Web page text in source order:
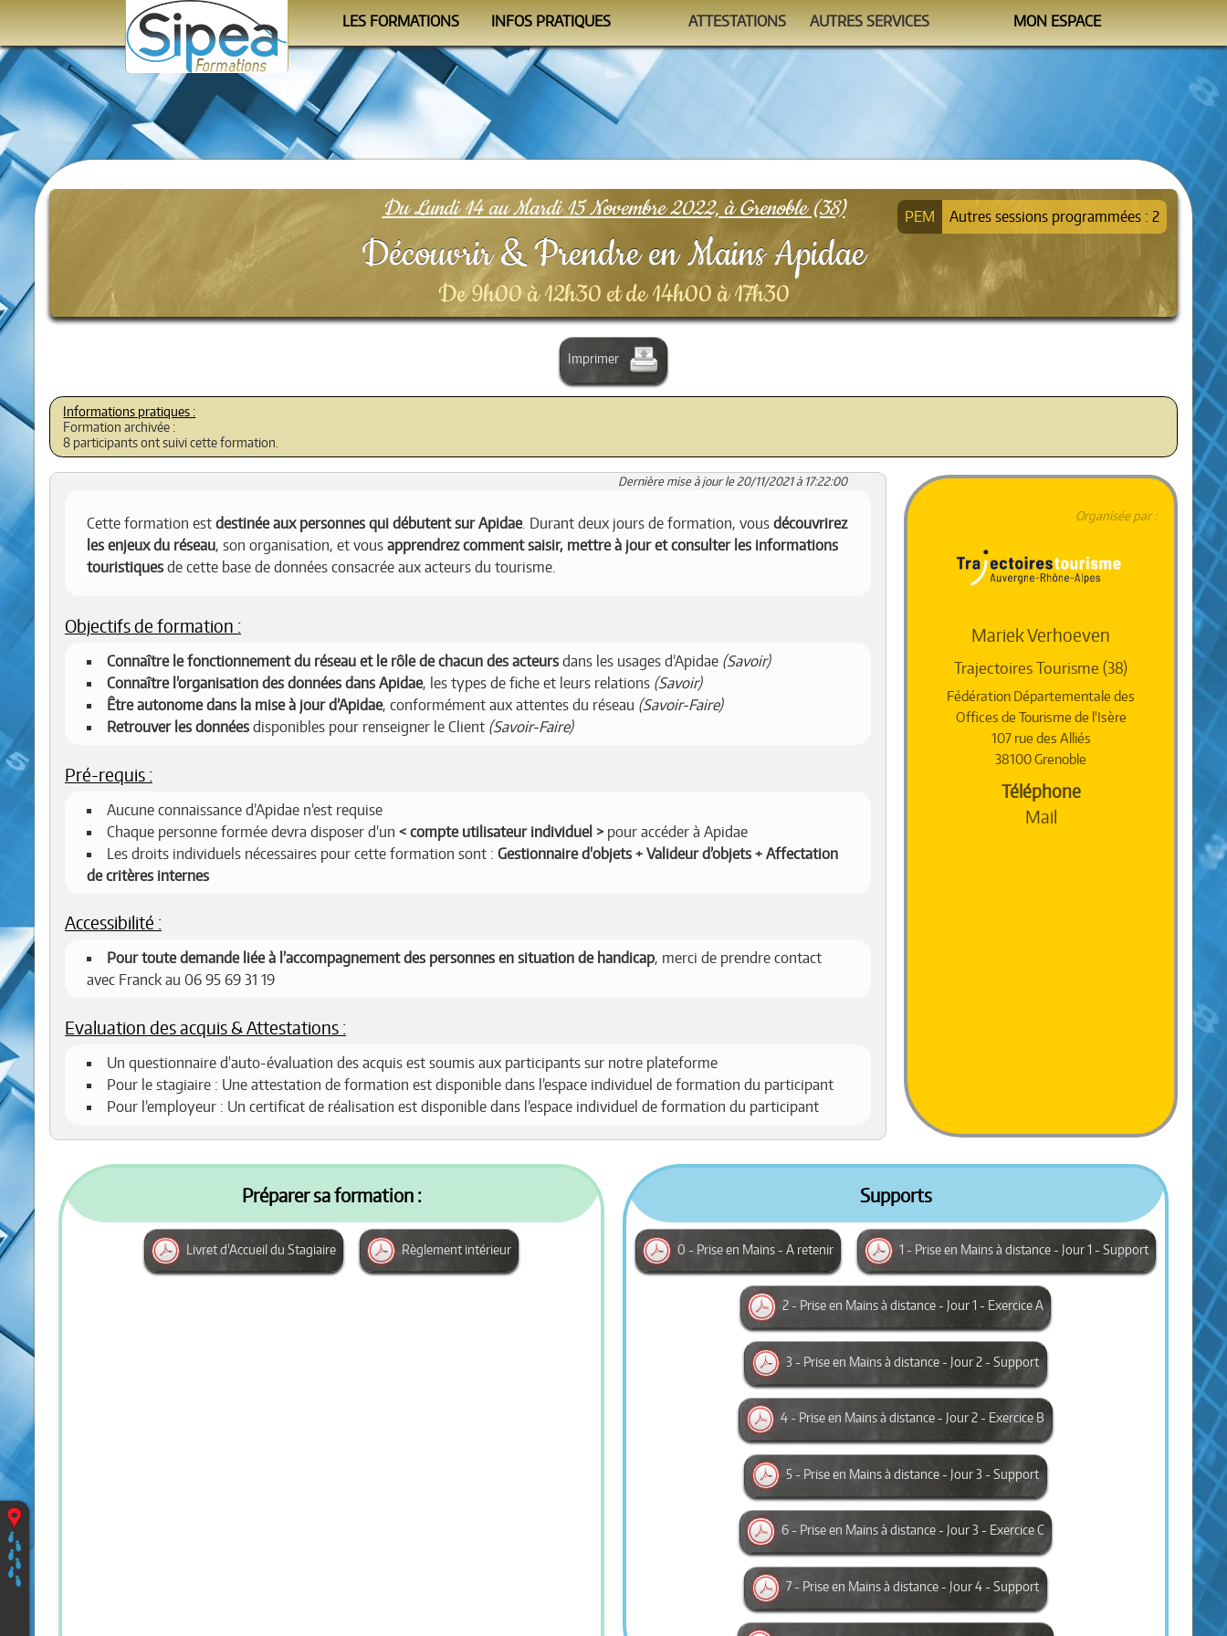
LES FORMATIONS
Le calendrier
Les programmes
Les organismes
INFOS PRATIQUES
Se former
Le Formateur
Conditions
ATTESTATIONS
Auto-évaluations
AUTRES SERVICES
Watchtower
MON ESPACE
M'identifier
Vous
ici
Du Lundi 14 au Mardi 15 Novembre 2022, à Grenoble (38)
Découvrir & Prendre en Mains Apidae
Autres sessions programmées : 2
De 9h00 à 12h30 et de 14h00 à 17h30
Imprimer
Formation archivée :
8 participants ont suivi cette formation.
Dernière mise à jour le 20/11/2021 à 17:22:00
Cette formation est destinée aux personnes qui débutent sur Apidae. Durant deux jours de formation, vous découvrirez
les enjeux du réseau, son organisation, et vous apprendrez comment saisir, mettre à jour et consulter les informations
touristiques de cette base de données consacrée aux acteurs du tourisme.
Objectifs de formation :
Connaître le fonctionnement du réseau et le rôle de chacun des acteurs dans les usages d’Apidae (Savoir)
Connaître l’organisation des données dans Apidae, les types de fiche et leurs relations (Savoir)
Être autonome dans la mise à jour d’Apidae, conformément aux attentes du réseau (Savoir-Faire)
Retrouver les données disponibles pour renseigner le Client (Savoir-Faire)
Pré-requis :
Aucune connaissance d’Apidae n’est requise
Chaque personne formée devra disposer d’un
compte utilisateur individuel
pour accéder à Apidae
Les droits individuels nécessaires pour cette formation sont : Gestionnaire d'objets + Valideur d’objets + Affectation
de critères internes
Accessibilité :
Pour toute demande liée à l’accompagnement des personnes en situation de handicap, merci de prendre contact
avec Franck au 06 95 69 31 19
Evaluation des acquis & Attestations :
Un questionnaire d'auto-évaluation des acquis est soumis aux participants sur notre plateforme
Pour le stagiaire : Une attestation de formation est disponible dans l’espace individuel de formation du participant
Pour l’employeur : Un certificat de réalisation est disponible dans l’espace individuel de formation du participant
Organisée par :
Mariek Verhoeven
Trajectoires Tourisme (38)
Fédération Départementale des
Offices de Tourisme de l'Isère
107 rue des Alliés
38100 Grenoble
Téléphone
Mail
Préparer sa formation :
Livret d'Accueil du Stagiaire Règlement intérieur
Supports
0 - Prise en Mains - A retenir 1 - Prise en Mains à distance - Jour 1 - Support
2 - Prise en Mains à distance - Jour 1 - Exercice A
3 - Prise en Mains à distance - Jour 2 - Support
4 - Prise en Mains à distance - Jour 2 - Exercice B
5 - Prise en Mains à distance - Jour 3 - Support
6 - Prise en Mains à distance - Jour 3 - Exercice C
7 - Prise en Mains à distance - Jour 4 - Support